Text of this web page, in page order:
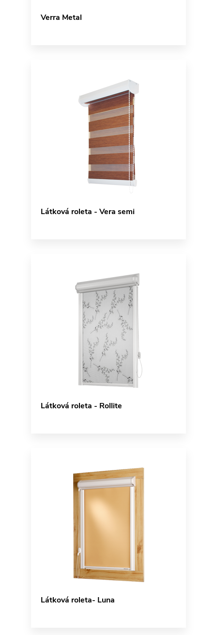
Verra Metal
Látková roleta - Vera semi
Látková roleta - Rollite
Látková roleta- Luna